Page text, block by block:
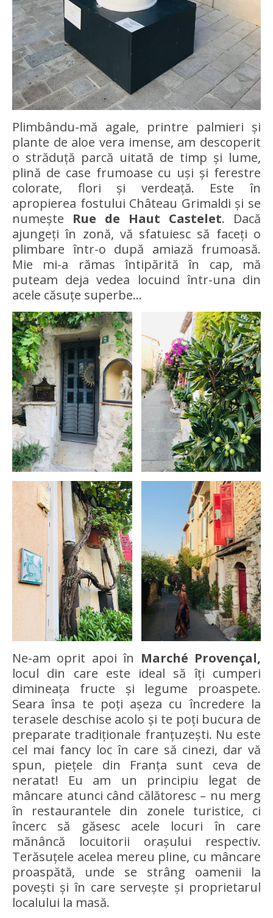
Plimbându-mă agale, printre palmieri și
plante de aloe vera imense, am descoperit
o străduță parcă uitată de timp și lume,
plină de case frumoase cu uși și ferestre
colorate, flori și verdeață. Este în
apropierea fostului Château Grimaldi și se
numește Rue de Haut Castelet. Dacă
ajungeți în zonă, vă sfatuiesc să faceți o
plimbare într-o după amiază frumoasă.
Mie mi-a rămas întipărită în cap, mă
puteam deja vedea locuind într-una din
acele căsuțe superbe…
Ne-am oprit apoi în Marché Provençal,
locul din care este ideal să îți cumperi
dimineața fructe și legume proaspete.
Seara însa te poți așeza cu încredere la
terasele deschise acolo și te poți bucura de
preparate tradiționale franțuzești. Nu este
cel mai fancy loc în care să cinezi, dar vă
spun, piețele din Franța sunt ceva de
neratat! Eu am un principiu legat de
mâncare atunci când călătoresc – nu merg
în restaurantele din zonele turistice, ci
încerc să găsesc acele locuri în care
mănâncă locuitorii orașului respectiv.
Terăsuțele acelea mereu pline, cu mâncare
proaspătă, unde se strâng oamenii la
povești și în care servește și proprietarul
localului la masă.